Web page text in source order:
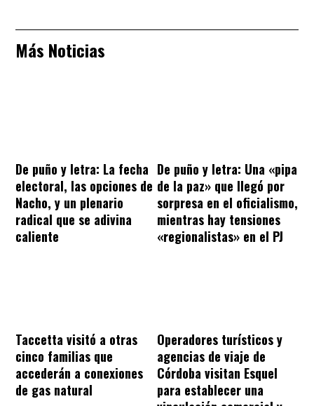
Más Noticias
De puño y letra: La fecha
electoral, las opciones de
Nacho, y un plenario
radical que se adivina
caliente
De puño y letra: Una «pipa
de la paz» que llegó por
sorpresa en el oficialismo,
mientras hay tensiones
«regionalistas» en el PJ
Taccetta visitó a otras
cinco familias que
accederán a conexiones
de gas natural
Operadores turísticos y
agencias de viaje de
Córdoba visitan Esquel
para establecer una